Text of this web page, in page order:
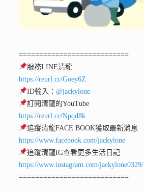
===========================
服務LINE清龍
https://reurl.cc/Goey6Z
ID輸入：@jackylone
訂閱清龍的YouTube
https://reurl.cc/Npqd8k
追蹤清龍FACE BOOK獲取最新消息
https://www.facebook.com/jackylone
追蹤清龍IG查看更多生活日記
https://www.instagram.com/jackylone0329/
===========================